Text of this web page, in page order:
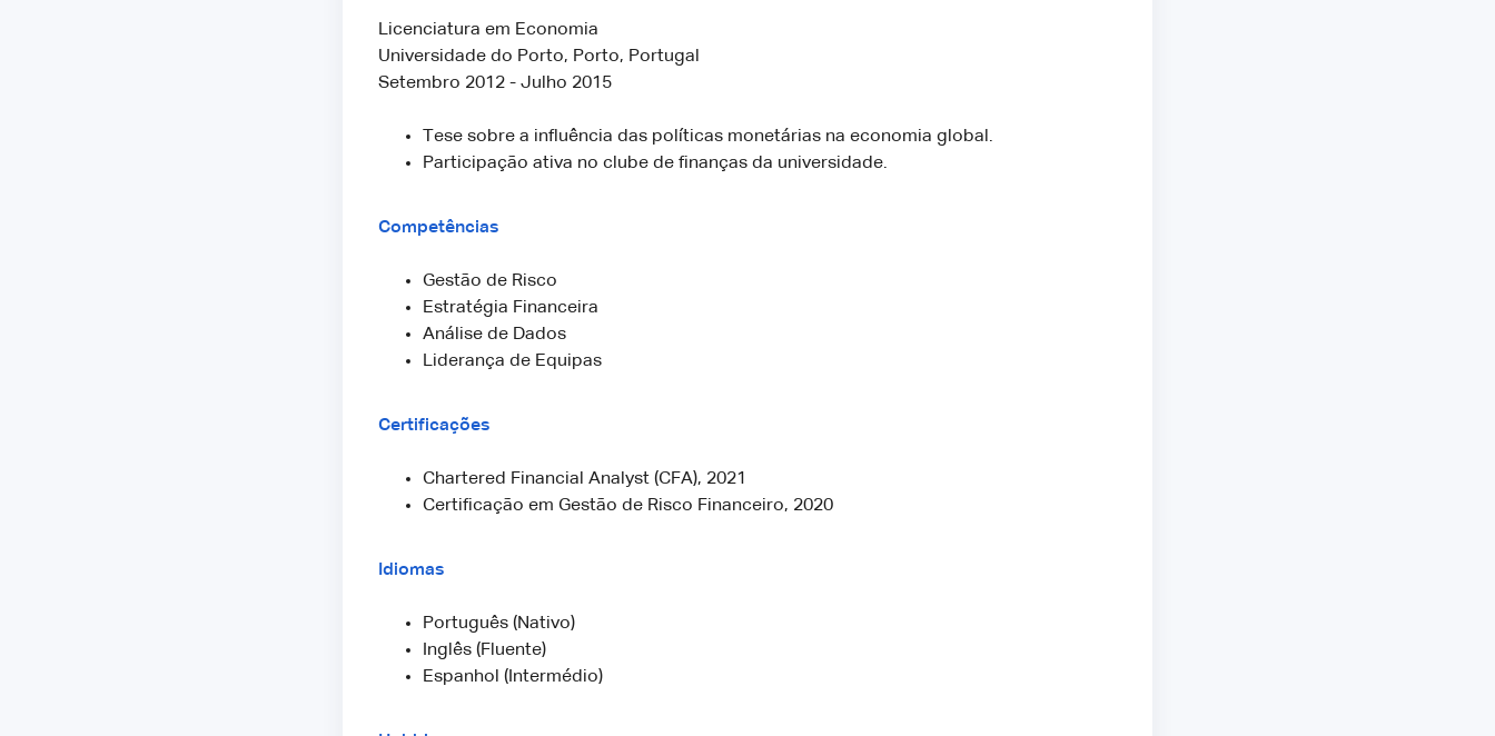
Licenciatura em Economia
Universidade do Porto, Porto, Portugal
Setembro 2012 - Julho 2015
Tese sobre a influência das políticas monetárias na economia global.
Participação ativa no clube de finanças da universidade.
Competências
Gestão de Risco
Estratégia Financeira
Análise de Dados
Liderança de Equipas
Certificações
Chartered Financial Analyst (CFA), 2021
Certificação em Gestão de Risco Financeiro, 2020
Idiomas
Português (Nativo)
Inglês (Fluente)
Espanhol (Intermédio)